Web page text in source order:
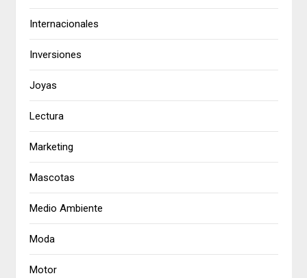
Internacionales
Inversiones
Joyas
Lectura
Marketing
Mascotas
Medio Ambiente
Moda
Motor